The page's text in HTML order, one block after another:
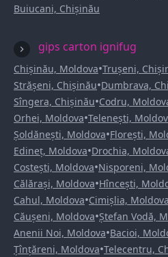
Buiucani, Chișinău
gips carton ignifug
Chișinău, Moldova•Trușeni,
Strășeni, Chișinău•Dumbrava,
Sîngera, Chișinău•Codru,
Orhei, Moldova•Telenești,
Șoldănești, Moldova•Florești,
Edineț, Moldova•Drochia,
Costești, Moldova•Nisporeni,
Călărași, Moldova•Hîncești,
Cahul, Moldova•Cimișlia, Moldova
Căușeni, Moldova•Ștefan Vodă,
Anenii Noi, Moldova•Bacioi,
Țînțăreni, Moldova•Telecentru,